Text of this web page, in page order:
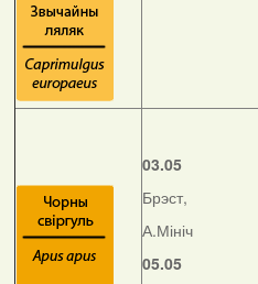
03.05
Брэст,
А.Мініч
05.05